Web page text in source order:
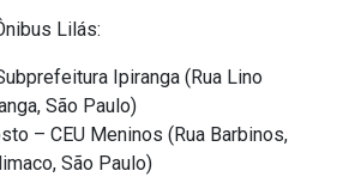
Lilás:
Ipiranga (Rua Lino
São Paulo)
– CEU Meninos (Rua Barbinos,
São Paulo)